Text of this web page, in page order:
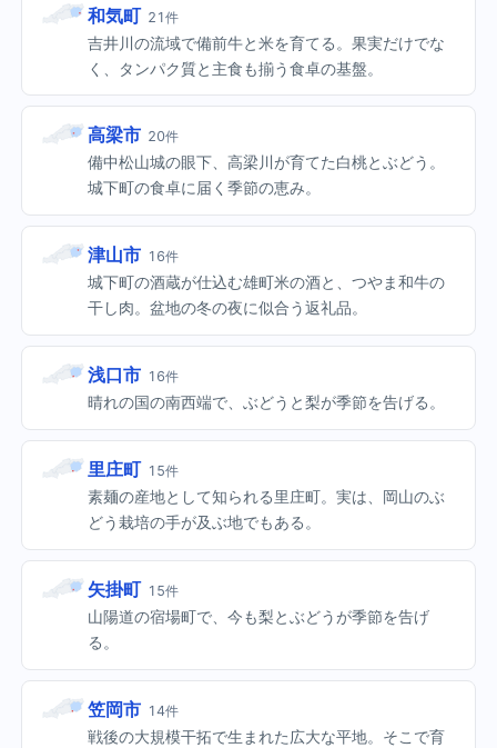
和気町 21件
吉井川の流域で備前牛と米を育てる。果実だけでな
く、タンパク質と主食も揃う食卓の基盤。
高梁市 20件
備中松山城の眼下、高梁川が育てた白桃とぶどう。
城下町の食卓に届く季節の恵み。
津山市 16件
城下町の酒蔵が仕込む雄町米の酒と、つやま和牛の
干し肉。盆地の冬の夜に似合う返礼品。
浅口市 16件
晴れの国の南西端で、ぶどうと梨が季節を告げる。
里庄町 15件
素麺の産地として知られる里庄町。実は、岡山のぶ
どう栽培の手が及ぶ地でもある。
矢掛町 15件
山陽道の宿場町で、今も梨とぶどうが季節を告げ
る。
笠岡市 14件
戦後の大規模干拓で生まれた広大な平地。そこで育